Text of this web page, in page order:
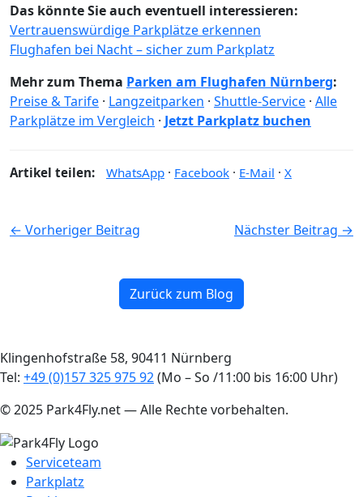
Das könnte Sie auch eventuell interessieren:
Vertrauenswürdige Parkplätze erkennen
Flughafen bei Nacht – sicher zum Parkplatz
Mehr zum Thema Parken am Flughafen Nürnberg:
Preise & Tarife · Langzeitparken · Shuttle-Service · Alle
Parkplätze im Vergleich · Jetzt Parkplatz buchen
Artikel teilen: WhatsApp · Facebook · E-Mail · X
← Vorheriger Beitrag Nächster Beitrag →
Zurück zum Blog
Klingenhofstraße 58, 90411 Nürnberg
Tel: +49 (0)157 325 975 92(Mo – So /11:00 bis 16:00 Uhr)
© 2025 Park4Fly.net — Alle Rechte vorbehalten.
Serviceteam
Parkplatz